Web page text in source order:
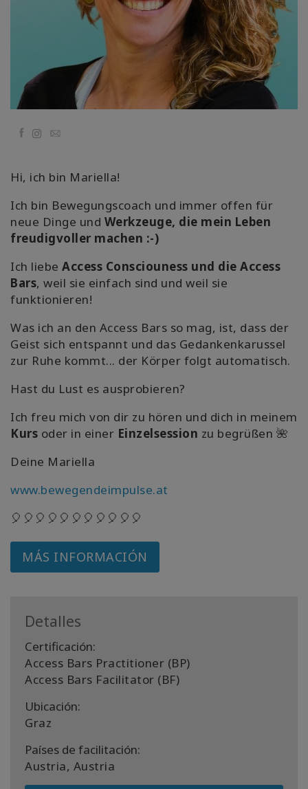
Facilitadores
CONTACTO
BUSCAR
FacebookEmail
Hi, ich bin Mariella!
Ich bin Bewegungscoach und immer offen für
neue Dinge und Werkzeuge, die mein Leben
freudigvoller machen :-)
Ich liebe Access Consciouness und die Access
Bars, weil sie einfach sind und weil sie
funktionieren!
Was ich an den Access Bars so mag, ist, dass der
Geist sich entspannt und das Gedankenkarussel
zur Ruhe kommt... der Körper folgt automatisch.
Hast du Lust es ausprobieren?
Ich freu mich von dir zu hören und dich in meinem
Kurs oder in einer Einzelsession zu begrüßen 🌺
Deine Mariella
www.bewegendeimpulse.at
🎈🎈🎈🎈🎈🎈🎈🎈🎈🎈🎈
MÁS INFORMACIÓN
Detalles
Certificación:
Access Bars Practitioner (BP)
Access Bars Facilitator (BF)
Ubicación:
Graz
Países de facilitación:
Austria, Austria